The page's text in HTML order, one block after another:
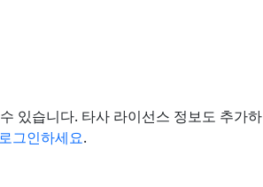
있습니다. 타사 라이선스 정보도 추가하
그인하세요.